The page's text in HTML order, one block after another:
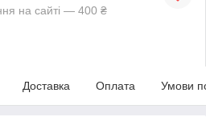
на сайті — 400 ₴
Доставка Оплата Умови